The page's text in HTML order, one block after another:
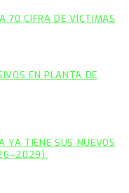
70 CIFRA DE VÍCTIMAS
EN PLANTA DE
YA TIENE SUS NUEVOS